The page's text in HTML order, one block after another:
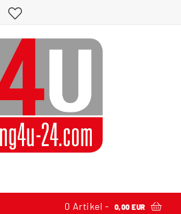
0 Artikel - 0,00 EUR